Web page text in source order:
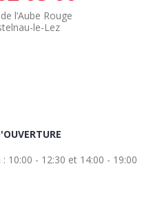
l’Aube Rouge
le-Lez
10:00 - 12:30 et 14:00 - 19:00